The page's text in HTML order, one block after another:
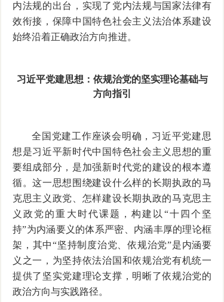
内法规的出台，实现了党内法规与国家法律有
效衔接，保障中国特色社会主义法治体系建设
始终沿着正确政治方向推进。
习近平党建思想：依规治党的坚实理论基础与
方向指引
全国党建工作座谈会明确，习近平党建思
想是习近平新时代中国特色社会主义思想的重
要组成部分，是加强新时代党的建设的根本遵
循。这一思想围绕建设什么样的长期执政的马
克思主义政党、怎样建设长期执政的马克思主
义政党的重大时代课题，构建以“十四个坚
持”为内涵要义的体系严密、内涵丰厚的理论框
架，其中“坚持制度治党、依规治党”是内涵要
义之一，为坚持依法治国和依规治党有机统一
提供了坚实党建理论支撑，明晰了依规治党的
政治方向与实践路径。